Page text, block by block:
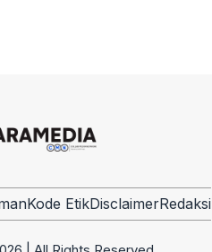
Kode EtikDisclaimerRedaksi